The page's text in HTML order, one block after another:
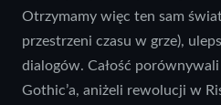
Otrzymamy więc ten sam
przestrzeni czasu w grze),
dialogów. Całość
Gothic’a, aniżeli rewolucji w